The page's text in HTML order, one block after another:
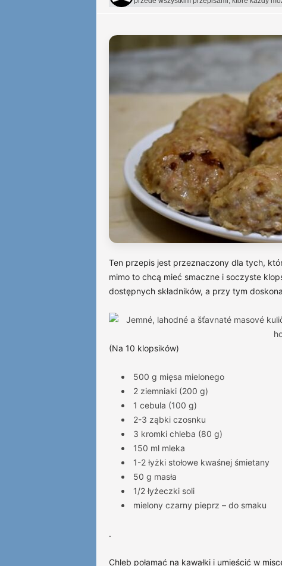
Ten przepis jest przeznaczony dla tych,
mimo to chcą mieć smaczne i soczyste
dostępnych składników, a przy tym
(Na 10 klopsików)
500 g mięsa mielonego
2 ziemniaki (200 g)
1 cebula (100 g)
2-3 ząbki czosnku
3 kromki chleba (80 g)
150 ml mleka
1-2 łyżki stołowe kwaśnej śmietany
50 g masła
1/2 łyżeczki soli
mielony czarny pieprz – do smaku
.
Chleb połamać na kawałki i umieścić w